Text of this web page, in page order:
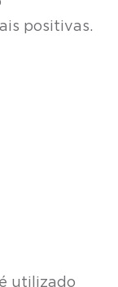
positivas.
utilizado